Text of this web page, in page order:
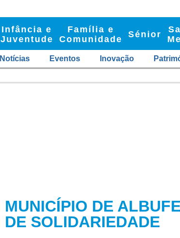
Infância e
Juventude
Família e
Comunidade
Sénior
Notícias Eventos Inovação
MUNICÍPIO DE
DE SOLIDARIEDADE